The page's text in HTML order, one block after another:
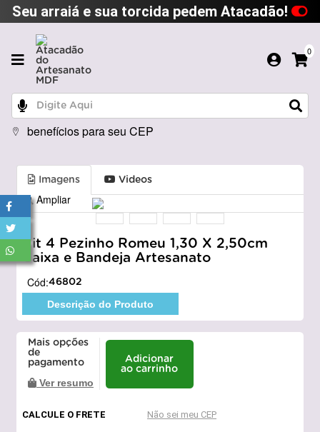
Seu arraiá e sua torcida pedem Atacadão!
0
benefícios para seu CEP
Imagens Videos
Ampliar
Kit 4 Pezinho Romeu 1,30 X 2,50cm
Caixa e Bandeja Artesanato
Cód:46802
Descrição do Produto
Mais opções
de
pagamento
Ver resumo
Adicionar
ao carrinho